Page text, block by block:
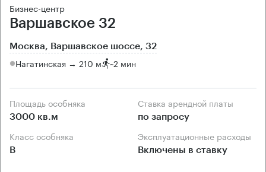
Бизнес-центр
Варшавское 32
Москва, Варшавское шоссе, 32
Нагатинская → 210 м ~2 мин
Площадь особняка
3000 кв.м
Ставка арендной платы
по запросу
Класс особняка
B
Эксплуатационные расходы
Включены в ставку